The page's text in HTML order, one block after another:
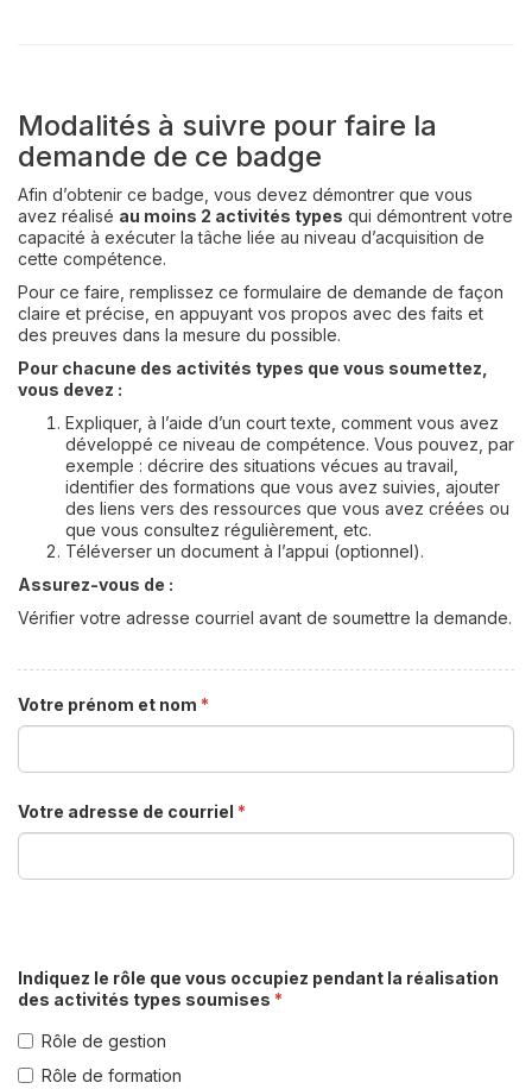
Modalités à suivre pour faire la
demande de ce badge
Afin d’obtenir ce badge, vous devez démontrer que vous
avez réalisé au moins 2 activités types qui démontrent votre
capacité à exécuter la tâche liée au niveau d’acquisition de
cette compétence.
Pour ce faire, remplissez ce formulaire de demande de façon
claire et précise, en appuyant vos propos avec des faits et
des preuves dans la mesure du possible.
Pour chacune des activités types que vous soumettez,
vous devez :
Expliquer, à l’aide d’un court texte, comment vous avez
développé ce niveau de compétence. Vous pouvez, par
exemple : décrire des situations vécues au travail,
identifier des formations que vous avez suivies, ajouter
des liens vers des ressources que vous avez créées ou
que vous consultez régulièrement, etc.
Téléverser un document à l’appui (optionnel).
Assurez-vous de :
Vérifier votre adresse courriel avant de soumettre la demande.
Votre prénom et nom *
Votre adresse de courriel *
Indiquez le rôle que vous occupiez pendant la réalisation
des activités types soumises *
Rôle de gestion
Rôle de formation